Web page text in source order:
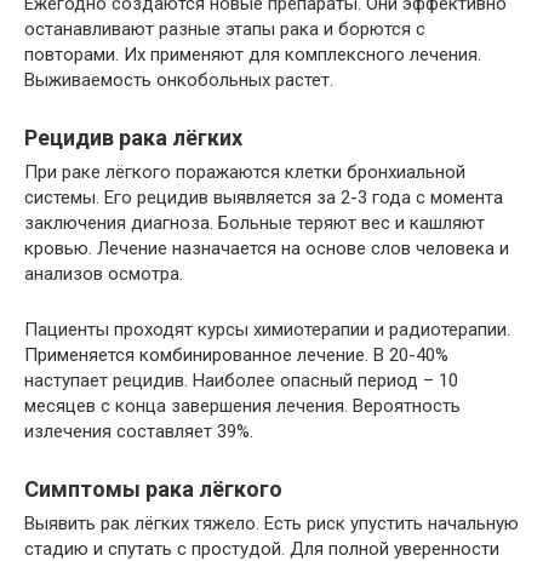
останавливают разные этапы рака и борются с
повторами. Их применяют для комплексного лечения.
Выживаемость онкобольных растет.
Рецидив рака лёгких
При раке лёгкого поражаются клетки бронхиальной
системы. Его рецидив выявляется за 2-3 года с момента
заключения диагноза. Больные теряют вес и кашляют
кровью. Лечение назначается на основе слов человека и
анализов осмотра.
Пациенты проходят курсы химиотерапии и радиотерапии.
Применяется комбинированное лечение. В 20-40%
наступает рецидив. Наиболее опасный период – 10
месяцев с конца завершения лечения. Вероятность
излечения составляет 39%.
Симптомы рака лёгкого
Выявить рак лёгких тяжело. Есть риск упустить начальную
стадию и спутать с простудой. Для полной уверенности